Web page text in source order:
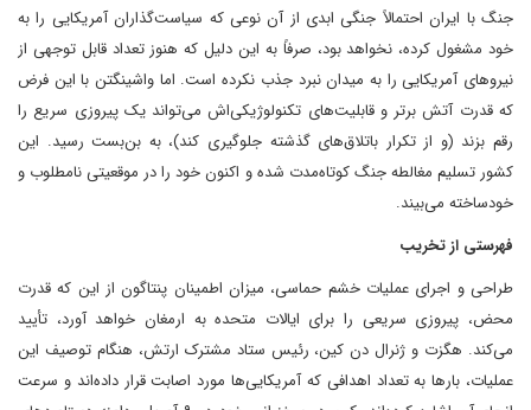
جنگ با ایران احتمالاً جنگی ابدی از آن نوعی که سیاست‌گذاران آمریکایی را به
خود مشغول کرده، نخواهد بود، صرفاً به این دلیل که هنوز تعداد قابل توجهی از
نیروهای آمریکایی را به میدان نبرد جذب نکرده است. اما واشینگتن با این فرض
که قدرت آتش برتر و قابلیت‌های تکنولوژیکی‌اش می‌تواند یک پیروزی سریع را
رقم بزند (و از تکرار باتلاق‌های گذشته جلوگیری کند)، به بن‌بست رسید. این
کشور تسلیم مغالطه جنگ کوتاه‌مدت شده و اکنون خود را در موقعیتی نامطلوب و
خودساخته می‌بیند.
فهرستی از تخریب
طراحی و اجرای عملیات خشم حماسی، میزان اطمینان پنتاگون از این که قدرت
محض، پیروزی سریعی را برای ایالات متحده به ارمغان خواهد آورد، تأیید
می‌کند. هگزت و ژنرال دن کین، رئیس ستاد مشترک ارتش، هنگام توصیف این
عملیات، بارها به تعداد اهدافی که آمریکایی‌ها مورد اصابت قرار داده‌اند و سرعت